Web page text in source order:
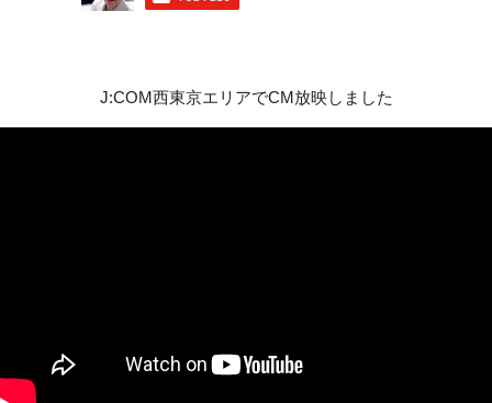
J:COM西東京エリアでCM放映しました